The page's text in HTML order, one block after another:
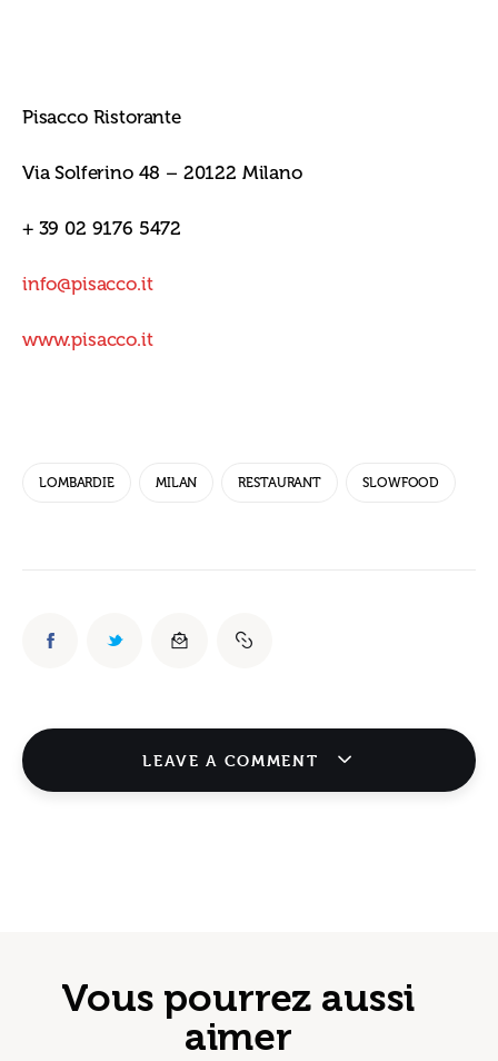
Pisacco Ristorante
Via Solferino 48 – 20122 Milano
+ 39 02 9176 5472
info@pisacco.it
www.pisacco.it
LOMBARDIE MILAN RESTAURANT SLOWFOOD
LEAVE A COMMENT
Vous pourrez aussi
aimer